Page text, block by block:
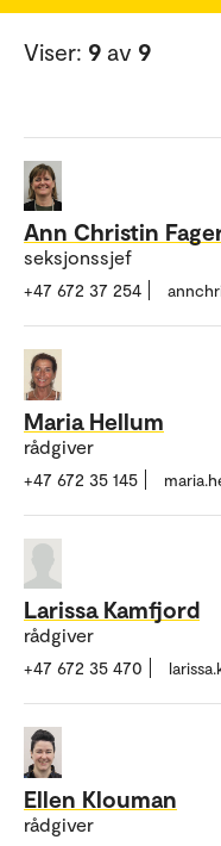
Viser: 9 av 9
Ann Christin
seksjonssjef
+47 672 37 254
Maria Hellum
rådgiver
+47 672 35 145
Larissa Kamfjord
rådgiver
+47 672 35 470
Ellen Klouman
rådgiver